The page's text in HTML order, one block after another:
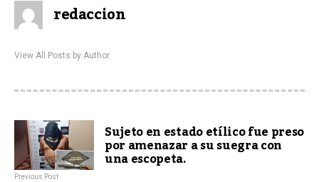
redaccion
View All Posts by Author
Sujeto en estado etílico fue preso
por amenazar a su suegra con
una escopeta.
Previous Post